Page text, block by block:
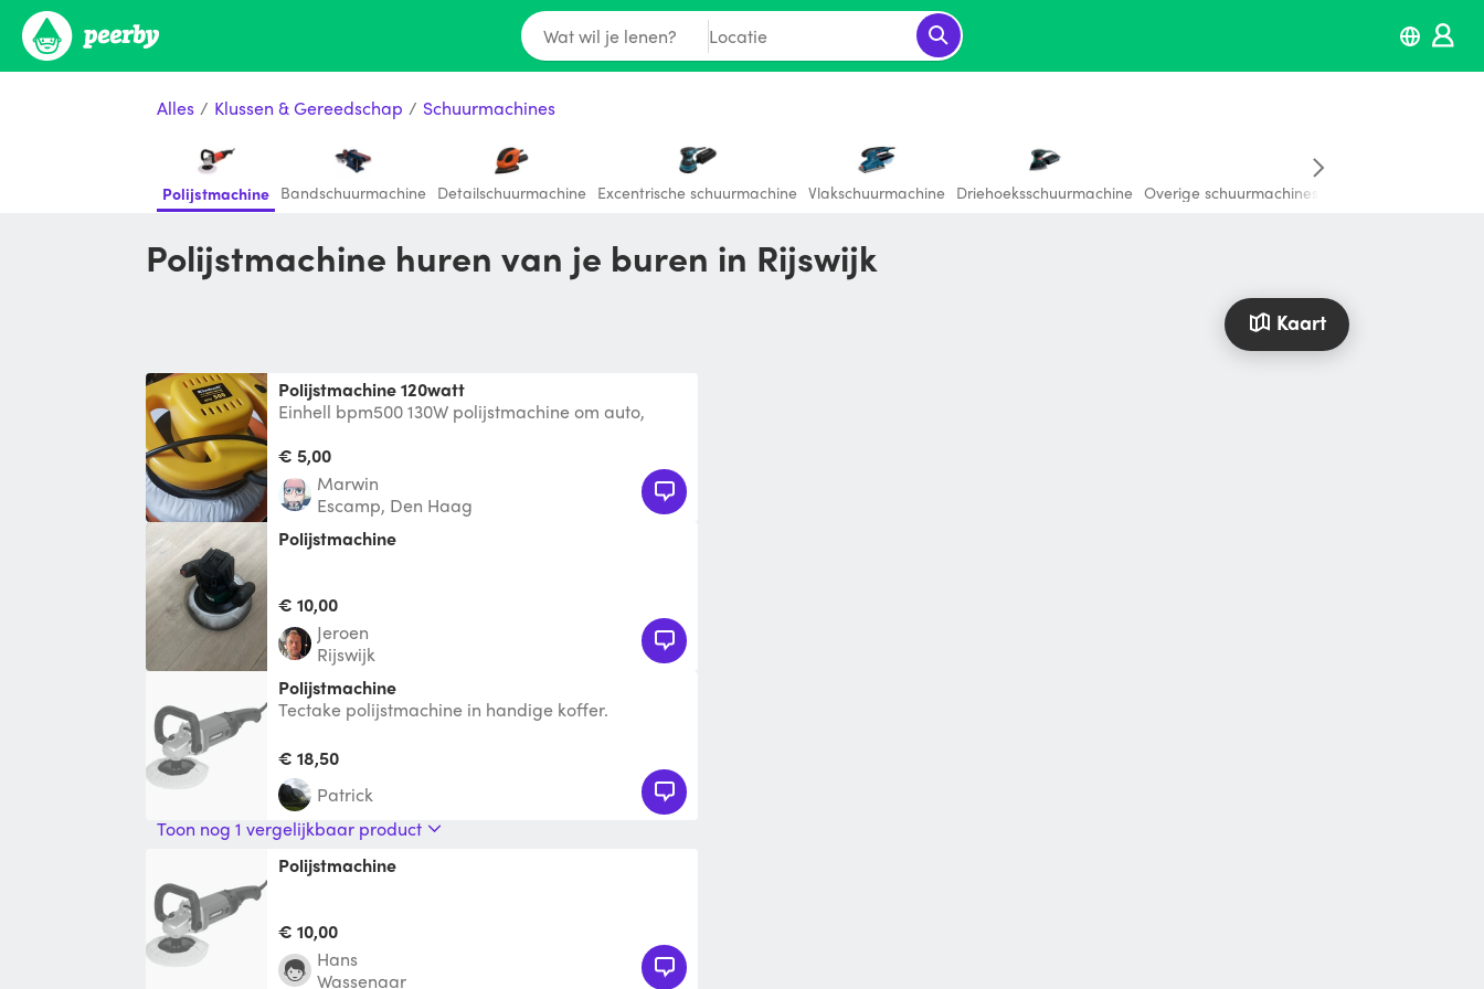
Wat wil je lenen? Locatie
Alles / Klussen & Gereedschap / Schuurmachines
Polijstmachine Bandschuurmachine Detailschuurmachine Excentrische schuurmachine Vlakschuurmachine Driehoeksschuurmachine Overige schuurmachines
Polijstmachine huren van je buren in Rijswijk
Kaart
Polijstmachine 120watt
Einhell bpm500 130W polijstmachine om auto,
€ 5,00
Marwin
Escamp, Den Haag
Polijstmachine
€ 10,00
Jeroen
Rijswijk
Polijstmachine
Tectake polijstmachine in handige koffer.
bijgeleverd, géén
€ 18,50
patrick
Toon nog 1 vergelijkbaar product
polijstmachine
€ 10,00
Hans
Wassenaar